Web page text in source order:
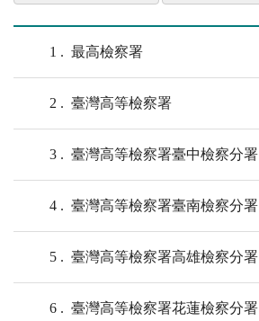
1 最高檢察署
2 臺灣高等檢察署
3 臺灣高等檢察署臺中檢察分署
4 臺灣高等檢察署臺南檢察分署
5 臺灣高等檢察署高雄檢察分署
6 臺灣高等檢察署花蓮檢察分署